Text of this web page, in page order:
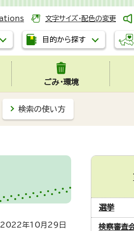
文字サイズ・配色の変更
目的から探す
ごみ・環境
検索の使い方
年10月29日
選挙
検察審査